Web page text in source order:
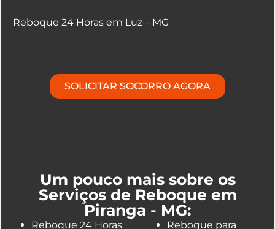
Reboque 24 Horas em Luz – MG
SOLICITAR SOCORRO AGORA
Um pouco mais sobre os
Serviços de Reboque em
Piranga - MG:
Reboque 24 Horas
Reboque para